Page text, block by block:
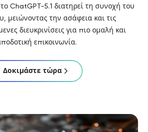
ChatGPT-5.1 διατηρεί τη συνοχή του
μειώνοντας την ασάφεια και τις
διευκρινίσεις για πιο ομαλή και
επικοινωνία.
Δοκιμάστε τώρα